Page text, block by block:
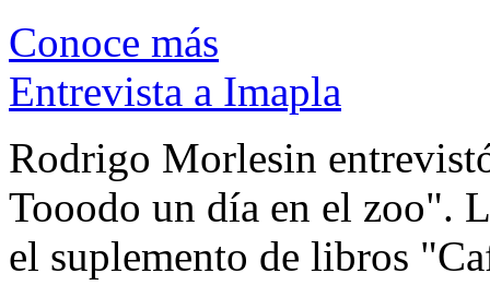
Conoce más
Entrevista a Imapla
Rodrigo Morlesin
Tooodo un día en el zoo".
el suplemento de libros